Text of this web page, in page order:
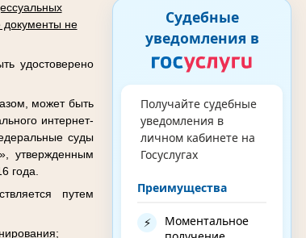
Судебные
уведомления в
Получайте судебные
уведомления в
личном кабинете на
Госуслугах
Преимущества
⚡
Моментальное
не
удостоверено
может быть
интернет-
суды
утвержденным
года.
путем
;